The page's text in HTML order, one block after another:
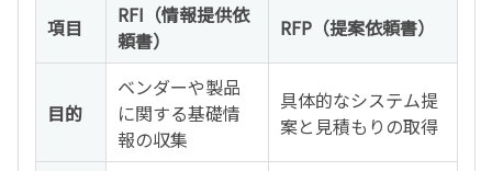
項目
RFI（情報提供依
頼書）
RFP（提案依頼書）
目的
ベンダーや製品
に関する基礎情
報の収集
具体的なシステム提
案と見積もりの取得